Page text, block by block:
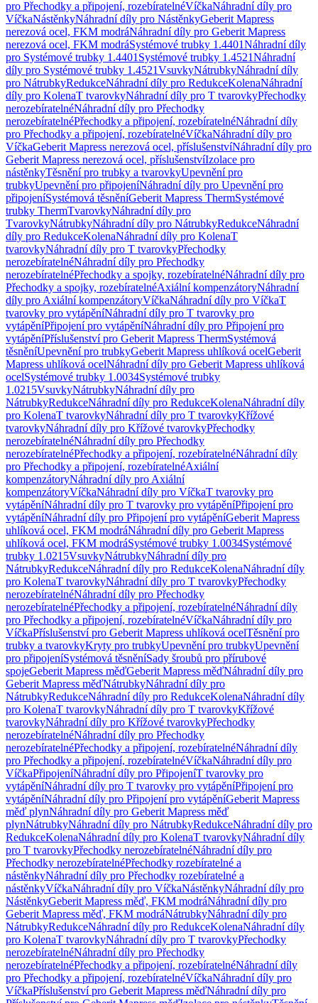
pro Přechodky a připojení, rozebíratelnéVíčkaNáhradní díly pro
VíčkaNástěnkyNáhradní díly pro NástěnkyGeberit Mapress
nerezová ocel, FKM modráNáhradní díly pro Geberit Mapress
nerezová ocel, FKM modráSystémové trubky 1.4401Náhradní díly
pro Systémové trubky 1.4401 Systémové trubky 1.4521Náhradní
díly pro Systémové trubky 1.4521VsuvkyNátrubkyNáhradní díly
pro NátrubkyRedukceNáhradní díly pro RedukceKolenaNáhradní
díly pro KolenaT tvarovkyNáhradní díly pro T tvarovkyPřechodky
nerozebíratelnéNáhradní díly pro Přechodky
nerozebíratelnéPřechodky a připojení, rozebíratelnéNáhradní díly
pro Přechodky a připojení, rozebíratelnéVíčkaNáhradní díly pro
VíčkaGeberit Mapress nerezová ocel, příslušenstvíNáhradní díly pro
Geberit Mapress nerezová ocel, příslušenstvíIzolace pro
nástěnkyTěsnění pro trubky a tvarovkyUpevnění pro
trubkyUpevnění pro připojeníNáhradní díly pro Upevnění pro
připojeníSystémová těsněníGeberit Mapress ThermSystémové
trubky ThermTvarovkyNáhradní díly pro
TvarovkyNátrubkyNáhradní díly pro NátrubkyRedukceNáhradní
díly pro RedukceKolenaNáhradní díly pro KolenaT
tvarovkyNáhradní díly pro T tvarovkyPřechodky
nerozebíratelnéNáhradní díly pro Přechodky
nerozebíratelnéPřechodky a spojky, rozebíratelnéNáhradní díly pro
Přechodky a spojky, rozebíratelnéAxiální kompenzátoryNáhradní
díly pro Axiální kompenzátoryVíčkaNáhradní díly pro VíčkaT
tvarovky pro vytápěníNáhradní díly pro T tvarovky pro
vytápěníPřipojení pro vytápěníNáhradní díly pro Připojení pro
vytápěníPříslušenství pro Geberit Mapress ThermSystémová
těsněníUpevnění pro trubkyGeberit Mapress uhlíková ocelGeberit
Mapress uhlíková ocelNáhradní díly pro Geberit Mapress uhlíková
ocelSystémové trubky 1.0034Systémové trubky
1.0215VsuvkyNátrubkyNáhradní díly pro
NátrubkyRedukceNáhradní díly pro RedukceKolenaNáhradní díly
pro KolenaT tvarovkyNáhradní díly pro T tvarovkyKřížové
tvarovkyNáhradní díly pro Křížové tvarovkyPřechodky
nerozebíratelnéNáhradní díly pro Přechodky
nerozebíratelnéPřechodky a připojení, rozebíratelnéNáhradní díly
pro Přechodky a připojení, rozebíratelnéAxiální
kompenzátoryNáhradní díly pro Axiální
kompenzátoryVíčkaNáhradní díly pro VíčkaT tvarovky pro
vytápěníNáhradní díly pro T tvarovky pro vytápěníPřipojení pro
vytápěníNáhradní díly pro Připojení pro vytápěníGeberit Mapress
uhlíková ocel, FKM modráNáhradní díly pro Geberit Mapress
uhlíková ocel, FKM modráSystémové trubky 1.0034Systémové
trubky 1.0215VsuvkyNátrubkyNáhradní díly pro
NátrubkyRedukceNáhradní díly pro RedukceKolenaNáhradní díly
pro KolenaT tvarovkyNáhradní díly pro T tvarovkyPřechodky
nerozebíratelnéNáhradní díly pro Přechodky
nerozebíratelnéPřechodky a připojení, rozebíratelnéNáhradní díly
pro Přechodky a připojení, rozebíratelnéVíčkaNáhradní díly pro
VíčkaPříslušenství pro Geberit Mapress uhlíková ocelTěsnění pro
trubky a tvarovkyKryty pro trubkyUpevnění pro trubkyUpevnění
pro připojeníSystémová těsněníSady šroubů pro přírubové
spojeGeberit Mapress měďGeberit Mapress měďNáhradní díly pro
Geberit Mapress měďNátrubkyNáhradní díly pro
NátrubkyRedukceNáhradní díly pro RedukceKolenaNáhradní díly
pro KolenaT tvarovkyNáhradní díly pro T tvarovkyKřížové
tvarovkyNáhradní díly pro Křížové tvarovkyPřechodky
nerozebíratelnéNáhradní díly pro Přechodky
nerozebíratelnéPřechodky a připojení, rozebíratelnéNáhradní díly
pro Přechodky a připojení, rozebíratelnéVíčkaNáhradní díly pro
VíčkaPřipojeníNáhradní díly pro PřipojeníT tvarovky pro
vytápěníNáhradní díly pro T tvarovky pro vytápěníPřipojení pro
vytápěníNáhradní díly pro Připojení pro vytápěníGeberit Mapress
měď plynNáhradní díly pro Geberit Mapress měď
plynNátrubkyNáhradní díly pro NátrubkyRedukceNáhradní díly pro
RedukceKolenaNáhradní díly pro KolenaT tvarovkyNáhradní díly
pro T tvarovkyPřechodky nerozebíratelnéNáhradní díly pro
Přechodky nerozebíratelnéPřechodky rozebíratelné a
nástěnkyNáhradní díly pro Přechodky rozebíratelné a
nástěnkyVíčkaNáhradní díly pro VíčkaNástěnkyNáhradní díly pro
NástěnkyGeberit Mapress měď, FKM modráNáhradní díly pro
Geberit Mapress měď, FKM modráNátrubkyNáhradní díly pro
NátrubkyRedukceNáhradní díly pro RedukceKolenaNáhradní díly
pro KolenaT tvarovkyNáhradní díly pro T tvarovkyPřechodky
nerozebíratelnéNáhradní díly pro Přechodky
nerozebíratelnéPřechodky a připojení, rozebíratelnéNáhradní díly
pro Přechodky a připojení, rozebíratelnéVíčkaNáhradní díly pro
VíčkaPříslušenství pro Geberit Mapress měďNáhradní díly pro